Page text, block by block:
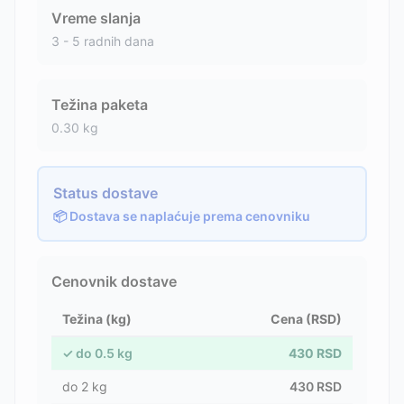
Vreme slanja
3 - 5 radnih dana
Težina paketa
0.30 kg
Status dostave
📦 Dostava se naplaćuje prema cenovniku
Cenovnik dostave
Težina (kg) Cena (RSD)
✓ do 0.5 kg 430 RSD
do 2 kg 430 RSD